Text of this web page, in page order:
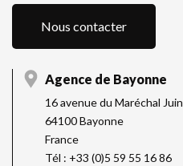
Nous contacter
Agence de Bayonne
16 avenue du Maréchal Juin
64100 Bayonne
France
Tél : +33 (0)5 59 55 16 86